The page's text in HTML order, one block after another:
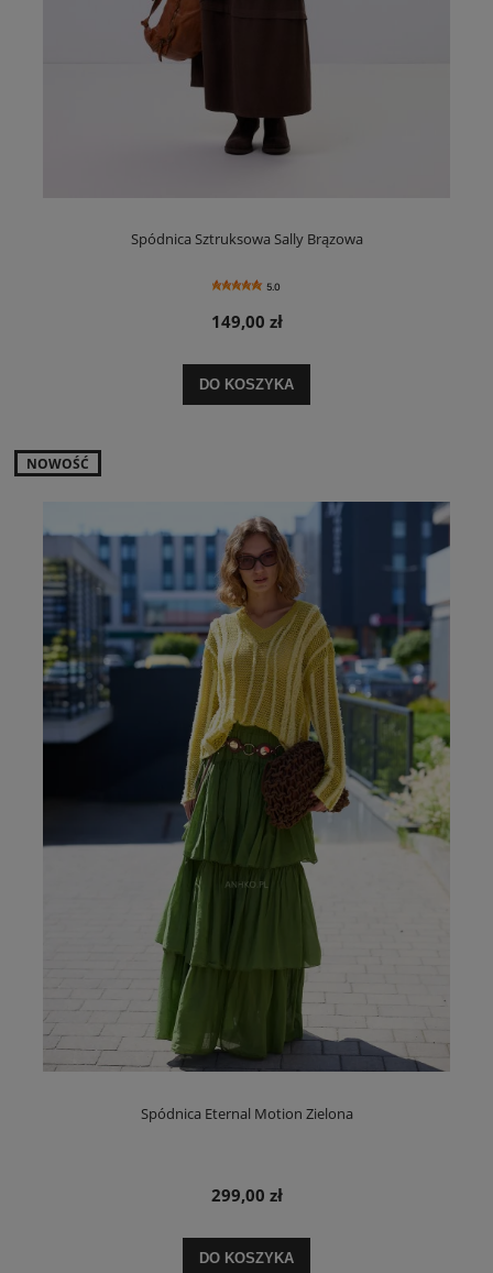
Spódnica Sztruksowa Sally Brązowa
5.0
149,00 zł
DO KOSZYKA
Spódnica Eternal Motion Zielona
299,00 zł
DO KOSZYKA
NOWOŚĆ